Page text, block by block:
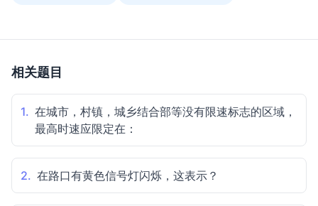
相关题目
1. 在城市，村镇，城乡结合部等没有限速标志的区域，
最高时速应限定在：
2. 在路口有黄色信号灯闪烁，这表示？